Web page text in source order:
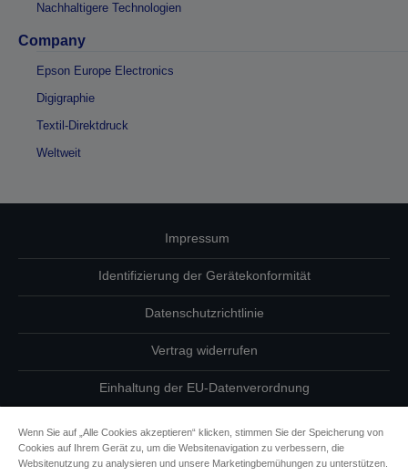
Nachhaltigere Technologien
Company
Epson Europe Electronics
Digigraphie
Textil-Direktdruck
Weltweit
Impressum
Identifizierung der Gerätekonformität
Datenschutzrichtlinie
Vertrag widerrufen
Einhaltung der EU-Datenverordnung
Informationen zu Cookies
Wenn Sie auf „Alle Cookies akzeptieren“ klicken, stimmen Sie der Speicherung von
Cookies auf Ihrem Gerät zu, um die Websitenavigation zu verbessern, die
Websitenutzung zu analysieren und unsere Marketingbemühungen zu unterstützen.